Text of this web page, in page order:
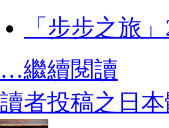
「步步之旅
…繼續閱讀
讀者投稿之日